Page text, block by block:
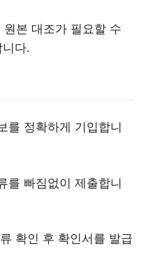
본 대조가 필요할 수
다.
를 정확하게 기입합니
를 빠짐없이 제출합니
확인 후 확인서를 발급